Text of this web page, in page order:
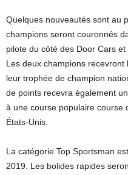
Quelques nouveautés sont au
champions seront couronnés
pilote du côté des Door Cars
Les deux champions
leur trophée de champion
de points recevra également
à une course populaire course
États-Unis.
La catégorie Top Sportsman
2019. Les bolides rapides